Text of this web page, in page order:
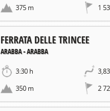
375 m
1
FERRATA DELLE TRINCEE
ARABBA - ARABBA
3:30 h
350 m
2